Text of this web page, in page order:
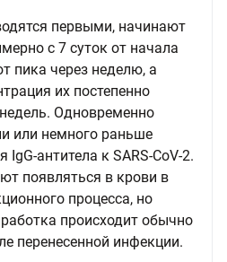
первыми, начинают
с 7 суток от начала
пика через неделю, а
их постепенно
Одновременно
или немного раньше
антитела к SARS-CoV-2.
появляться в крови в
процесса, но
происходит обычно
перенесенной инфекции.